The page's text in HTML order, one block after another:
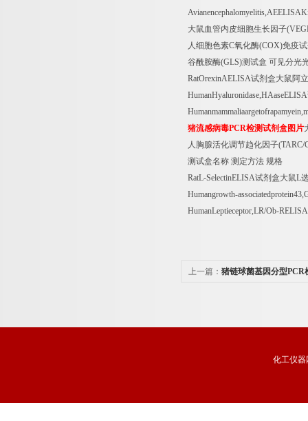
大鼠血管内皮细胞生长因子
人细胞色素C氧化酶(COX)免疫
谷酰胺酶(GLS)测试盒 可见分光
RatOrexinAELISA试剂盒大鼠阿
HumanHyaluronidase,HAaseELISA
猪流感病毒PCR检测试剂盒图片
人胸腺活化调节趋化因子(TARC/
测试盒名称 测定方法 规格
RatL-SelectinELISA试剂盒大鼠L
Humangrowth-
HumanLeptieceptor,LR/Ob-
上一篇： 猪链球菌基因分型PCR
化工仪器